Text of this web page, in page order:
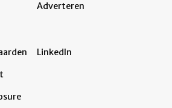
Adverteren
LinkedIn